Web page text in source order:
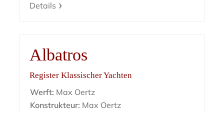
Details
Albatros
Register Klassischer Yachten
Werft: Max Oertz
Konstrukteur: Max Oertz